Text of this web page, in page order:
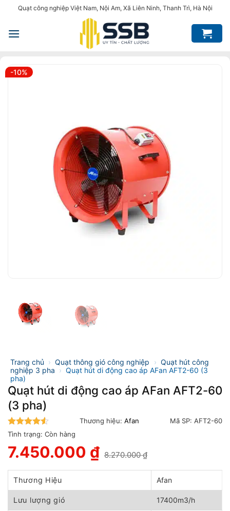
nội
Quạt công nghiệp Việt Nam, Nội Am, Xã Liên Ninh, Thanh Trì, Hà Nội
-10%
Trang chủ › Quạt thông gió công nghiệp › Quạt hút công
nghiệp 3 pha › Quạt hút di động cao áp AFan AFT2-60 (3
pha)
Quạt hút di động cao áp AFan AFT2-60
(3 pha)
4.5trên 5
Thương hiệu:Afan Mã SP: AFT2-60
Tình trạng: Còn hàng
8.270.000₫
gốc
là:
8.270.000 ₫.
7.450.000 ₫
hiện
tại
7.450.000 ₫.
Thương Hiệu Afan
Lưu lượng gió 17400m3/h